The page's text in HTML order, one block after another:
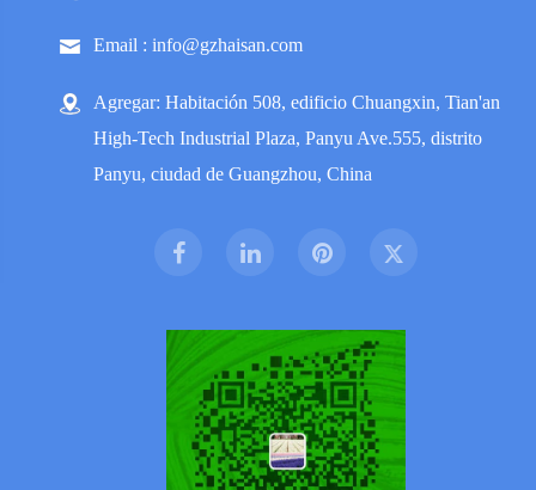
Email : info@gzhaisan.com
Agregar: Habitación 508, edificio Chuangxin, Tian'an
High-Tech Industrial Plaza, Panyu Ave.555, distrito
Panyu, ciudad de Guangzhou, China